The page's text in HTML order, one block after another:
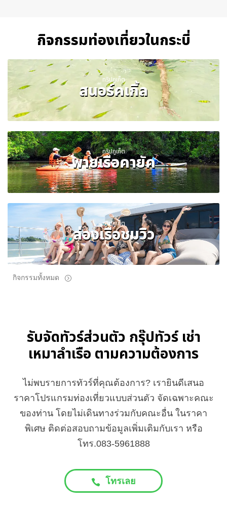
กิจกรรมท่องเที่ยวในกระบี่
ทริปภูเก็ต
สนอร์คเกิ้ล
ทริปภูเก็ต
พายเรือคายัค
ทริปภูเก็ต
ล่องเรือชมวิว
กิจกรรมทั้งหมด
รับจัดทัวร์ส่วนตัว กรุ๊ปทัวร์ เช่า
เหมาลำเรือ ตามความต้องการ
ไม่พบรายการทัวร์ที่คุณต้องการ? เรายินดีเสนอ
ราคาโปรแกรมท่องเที่ยวแบบส่วนตัว จัดเฉพาะคณะ
ของท่าน โดยไม่เดินทางร่วมกับคณะอื่น ในราคา
พิเศษ ติดต่อสอบถามข้อมูลเพิ่มเติมกับเรา หรือ
โทร.083-5961888
โทรเลย